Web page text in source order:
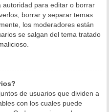
para editar o borrar
borrar y separar temas
los moderadores están
se salgan del tema tratado
de usuarios que dividen a
con los cuales puede